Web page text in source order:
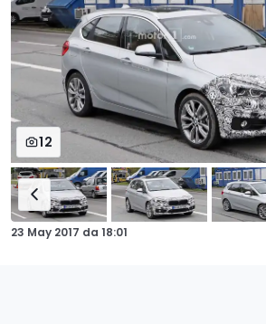
12
23 May 2017 da 18:01